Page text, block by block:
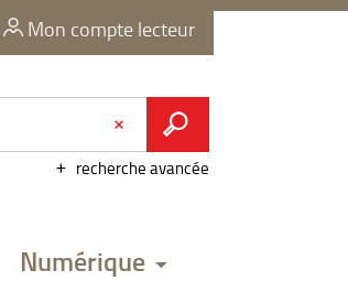
Mon compte lecteur
recherche avancée
Numérique